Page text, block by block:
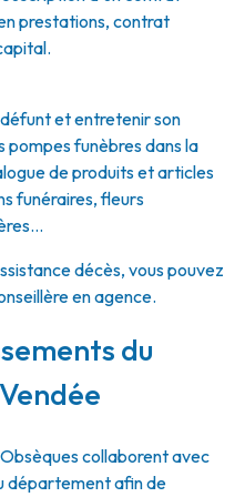
prestations, contrat
et entretenir son
pompes funèbres dans la
de produits et articles
funéraires, fleurs
décès, vous pouvez
en agence.
du
collaborent avec
département afin de